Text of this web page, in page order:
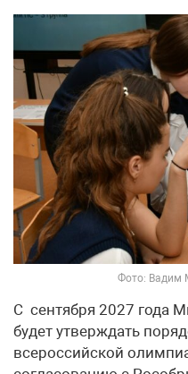
Фото: Вадим
С сентября 2027 года
будет утверждать
всероссийской